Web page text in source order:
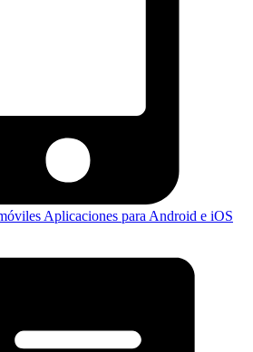
Aplicaciones para Android e iOS